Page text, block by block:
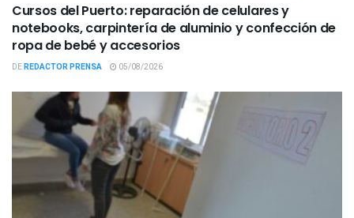
Cursos del Puerto: reparación de celulares y
notebooks, carpintería de aluminio y confección de
ropa de bebé y accesorios
DEREDACTOR PRENSA 05/08/2026